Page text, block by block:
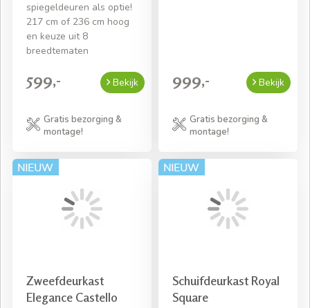
spiegeldeuren als optie!
217 cm of 236 cm hoog
en keuze uit 8
breedtematen
599,- Bekijk
Gratis bezorging &
montage!
999,- Bekijk
Gratis bezorging &
montage!
Zweefdeurkast
Elegance Castello
Schuifdeurkast Royal
Square